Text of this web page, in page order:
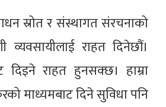
स्रोत र संस्थागत संरचनाको
व्यवसायीलाई राहत दिनेछौं।
दिइने राहत हुनसक्छ। हाम्रा
माध्यमबाट दिने सुविधा पनि